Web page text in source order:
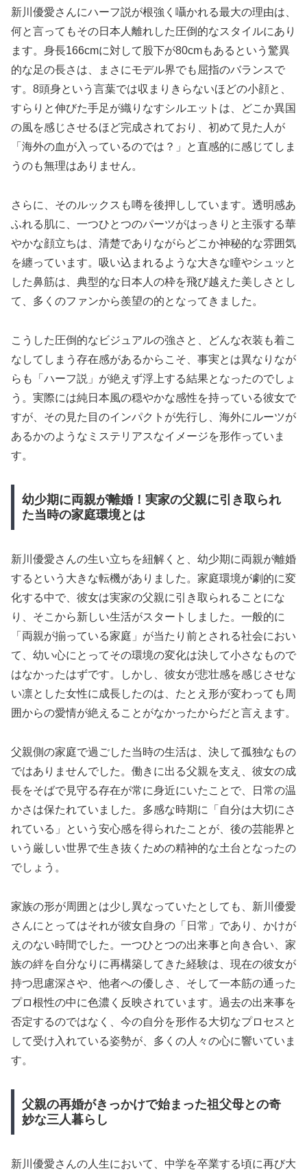
新川優愛さんにハーフ説が根強く囁かれる最大の理由は、
何と言ってもその日本人離れした圧倒的なスタイルにあり
ます。身長166cmに対して股下が80cmもあるという驚異
的な足の長さは、まさにモデル界でも屈指のバランスで
す。8頭身という言葉では収まりきらないほどの小顔と、
すらりと伸びた手足が織りなすシルエットは、どこか異国
の風を感じさせるほど完成されており、初めて見た人が
「海外の血が入っているのでは？」と直感的に感じてしま
うのも無理はありません。
さらに、そのルックスも噂を後押ししています。透明感あ
ふれる肌に、一つひとつのパーツがはっきりと主張する華
やかな顔立ちは、清楚でありながらどこか神秘的な雰囲気
を纏っています。吸い込まれるような大きな瞳やシュッと
した鼻筋は、典型的な日本人の枠を飛び越えた美しさとし
て、多くのファンから羨望の的となってきました。
こうした圧倒的なビジュアルの強さと、どんな衣装も着こ
なしてしまう存在感があるからこそ、事実とは異なりなが
らも「ハーフ説」が絶えず浮上する結果となったのでしょ
う。実際には純日本風の穏やかな感性を持っている彼女で
すが、その見た目のインパクトが先行し、海外にルーツが
あるかのようなミステリアスなイメージを形作っていま
す。
幼少期に両親が離婚！実家の父親に引き取られ
た当時の家庭環境とは
新川優愛さんの生い立ちを紐解くと、幼少期に両親が離婚
するという大きな転機がありました。家庭環境が劇的に変
化する中で、彼女は実家の父親に引き取られることにな
り、そこから新しい生活がスタートしました。一般的に
「両親が揃っている家庭」が当たり前とされる社会におい
て、幼い心にとってその環境の変化は決して小さなもので
はなかったはずです。しかし、彼女が悲壮感を感じさせな
い凛とした女性に成長したのは、たとえ形が変わっても周
囲からの愛情が絶えることがなかったからだと言えます。
父親側の家庭で過ごした当時の生活は、決して孤独なもの
ではありませんでした。働きに出る父親を支え、彼女の成
長をそばで見守る存在が常に身近にいたことで、日常の温
かさは保たれていました。多感な時期に「自分は大切にさ
れている」という安心感を得られたことが、後の芸能界と
いう厳しい世界で生き抜くための精神的な土台となったの
でしょう。
家族の形が周囲とは少し異なっていたとしても、新川優愛
さんにとってはそれが彼女自身の「日常」であり、かけが
えのない時間でした。一つひとつの出来事と向き合い、家
族の絆を自分なりに再構築してきた経験は、現在の彼女が
持つ思慮深さや、他者への優しさ、そして一本筋の通った
プロ根性の中に色濃く反映されています。過去の出来事を
否定するのではなく、今の自分を形作る大切なプロセスと
して受け入れている姿勢が、多くの人々の心に響いていま
す。
父親の再婚がきっかけで始まった祖父母との奇
妙な三人暮らし
新川優愛さんの人生において、中学を卒業する頃に再び大